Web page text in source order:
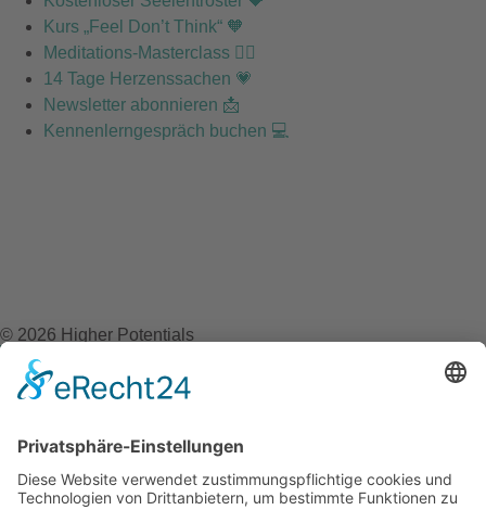
Kurs „Feel Don’t Think“ 🧡
Meditations-Masterclass 🧘‍♂️
14 Tage Herzenssachen 💗
Newsletter abonnieren 📩
Kennenlerngespräch buchen 💻
© 2026 Higher Potentials
Webdesign by Content Marketing X
Erhalte regelmäßig News, Wissenswertes und Ressourcen
rund um Achtsamkeit, Stressbewältigung und Emotionsarbeit.